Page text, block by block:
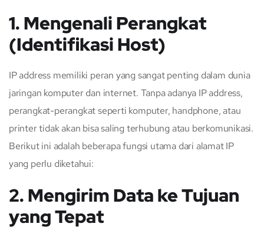
1. Mengenali Perangkat
(Identifikasi Host)
IP address memiliki peran yang sangat penting dalam dunia
jaringan komputer dan internet. Tanpa adanya IP address,
perangkat-perangkat seperti komputer, handphone, atau
printer tidak akan bisa saling terhubung atau berkomunikasi.
Berikut ini adalah beberapa fungsi utama dari alamat IP
yang perlu diketahui:
2. Mengirim Data ke Tujuan
yang Tepat